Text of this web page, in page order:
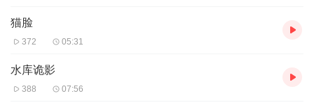
猫脸
372 05:31
水库诡影
388 07:56